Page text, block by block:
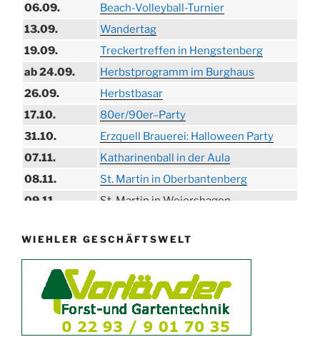
06.09.
Beach-Volleyball-Turnier
13.09.
Wandertag
19.09.
Treckertreffen in Hengstenberg
ab 24.09.
Herbstprogramm im Burghaus
26.09.
Herbstbasar
17.10.
80er/90er–Party
31.10.
Erzquell Brauerei: Halloween Party
07.11.
Katharinenball in der Aula
08.11.
St. Martin in Oberbantenberg
09.11.
St. Martin in Weiershagen
11.11.
„DÜX“ im Burghaus
15.11.
Konzert Bielsteiner Männerchor
15.11.
Volkstrauertag am Ehrenmal
27.11.
Anknipsfest an der Oberbantenberger
WIEHLER GESCHÄFTSWELT